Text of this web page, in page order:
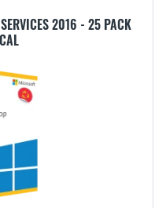
SERVICES 2016 - 25 PACK